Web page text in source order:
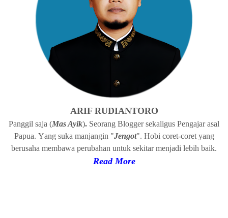
ARIF RUDIANTORO
Panggil saja (Mas Ayik). Seorang Bloggersekaligus Pengajarasal
Papua. Yang suka manjangin "Jengot". Hobi coret-coret yang
berusaha membawa perubahan untuk sekitar menjadi lebih baik.
Read More